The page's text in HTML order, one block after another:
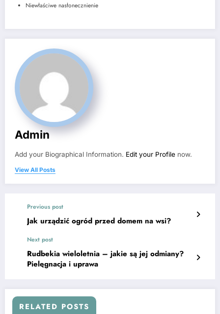
Niewłaściwe nasłonecznienie
Admin
Add your Biographical Information. Edit your Profile now.
View All Posts
Previous post
Jak urządzić ogród przed domem na wsi?
Next post
Rudbekia wieloletnia – jakie są jej odmiany?
Pielęgnacja i uprawa
RELATED POSTS